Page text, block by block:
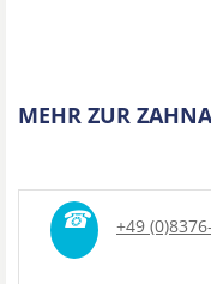
MEHR ZUR
☎ +49